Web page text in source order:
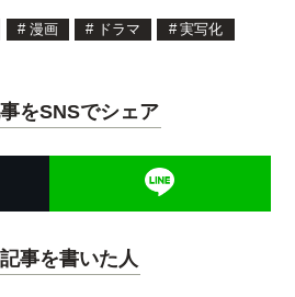
# 漫画 # ドラマ # 実写化
をSNSでシェア
事を書いた人